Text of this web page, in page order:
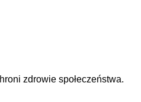
zdrowie społeczeństwa.